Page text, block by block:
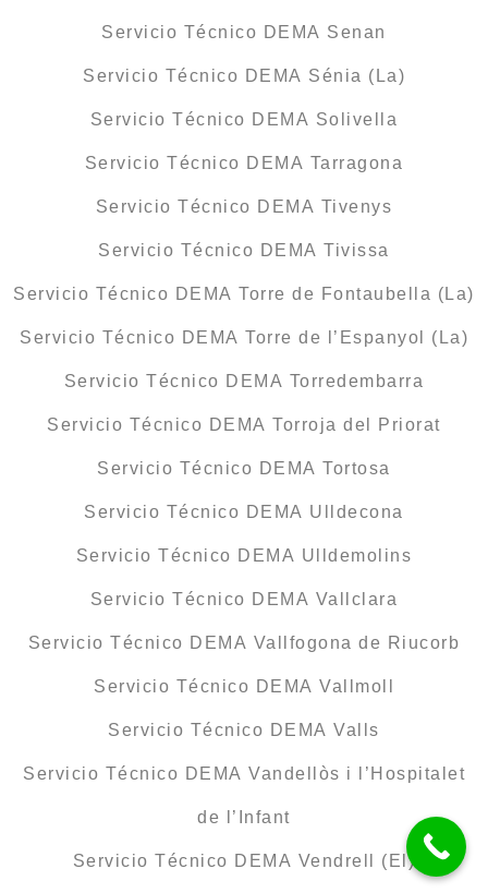
Servicio Técnico DEMA Senan
Servicio Técnico DEMA Sénia (La)
Servicio Técnico DEMA Solivella
Servicio Técnico DEMA Tarragona
Servicio Técnico DEMA Tivenys
Servicio Técnico DEMA Tivissa
Servicio Técnico DEMA Torre de Fontaubella (La)
Servicio Técnico DEMA Torre de l’Espanyol (La)
Servicio Técnico DEMA Torredembarra
Servicio Técnico DEMA Torroja del Priorat
Servicio Técnico DEMA Tortosa
Servicio Técnico DEMA Ulldecona
Servicio Técnico DEMA Ulldemolins
Servicio Técnico DEMA Vallclara
Servicio Técnico DEMA Vallfogona de Riucorb
Servicio Técnico DEMA Vallmoll
Servicio Técnico DEMA Valls
Servicio Técnico DEMA Vandellòs i l’Hospitalet
de l’Infant
Servicio Técnico DEMA Vendrell (El)